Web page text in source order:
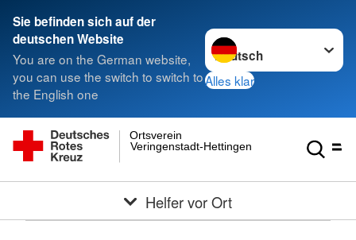
Sie befinden sich auf der
deutschen Website
You are on the German website,
you can use the switch to switch to
the English one
Sprache wechseln zu
Alles klar
Veringenstadt-Hettingen
Ortsverein
Helfer vor Ort